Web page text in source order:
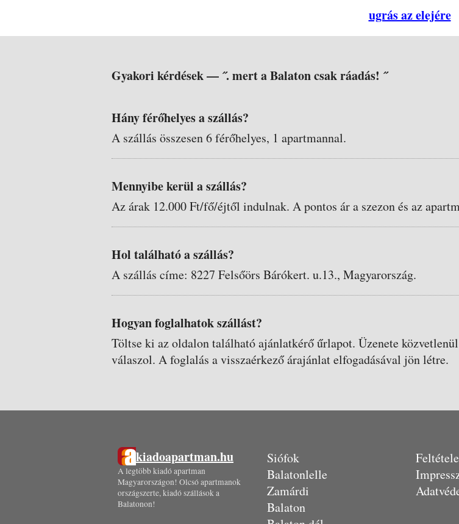
ugrás az elejére
Gyakori kérdések — ˝. mert a Balaton csak ráadás! ˝
Hány férőhelyes a szállás?
A szállás összesen 6 férőhelyes, 1 apartmannal.
Mennyibe kerül a szállás?
Az árak 12.000 Ft/fő/éjtől indulnak. A pontos ár a szezon és az
Hol található a szállás?
A szállás címe: 8227 Felsőörs Bárókert. u.13., Magyarország.
Hogyan foglalhatok szállást?
Töltse ki az oldalon található ajánlatkérő űrlapot. Üzenete
válaszol. A foglalás a visszaérkező árajánlat elfogadásával jön létre.
kiadoapartman.hu
A legtöbb kiadó apartman
Magyarországon! Olcsó apartmanok
országszerte, kiadó szállások a
Balatonon!
Siófok
Balatonlelle
Zamárdi
Balaton